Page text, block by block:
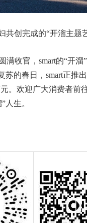
共创完成的“开溜主
满收官，smart的“开
苏的春日，smart正推
。欢迎广大消费者前
人生。